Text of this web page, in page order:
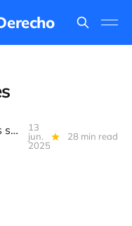
La IA de muchos juguetes será de alto riesgo, según nuevo reglamento UE
13
jun.
2025
28 min read